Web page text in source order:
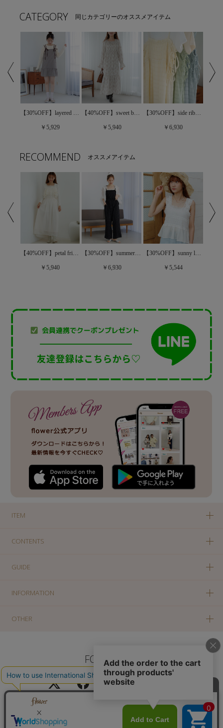
CATEGORY 同じカテゴリーのオススメアイテム
【30%OFF】layered check onepiece～ﾚｲﾔｰﾄﾞﾁｪｯｸﾜﾝﾋﾟｰｽ
￥5,929
【40%OFF】sweet bloom onepiece～ｽｳｨｰﾄﾌﾞﾙｰﾑﾜﾝﾋﾟｰｽ
￥5,940
【30%OFF】side ribbon onepiece～ｻｲﾄﾞﾘﾎﾞﾝﾜﾝﾋﾟｰｽ
￥6,930
RECOMMEND オススメアイテム
【40%OFF】petal frill onepiece～ﾍﾟﾀﾙﾌﾘﾙﾜﾝﾋﾟｰｽ
￥5,940
【30%OFF】summery frill rompers～ｻﾏﾘｰﾌﾘﾙﾛﾝﾊﾟｰｽ
￥6,930
【30%OFF】sunny lace bustier～ｻﾆｰﾚｰｽﾋﾞｽﾁｪ
￥5,544
ITEM
CONTENTS
GUIDE
INFORMATION
OTHER
FOLLOW US
PC版に切り替え